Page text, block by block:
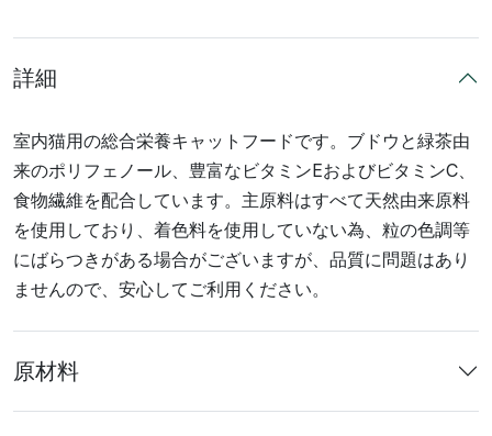
詳細
室内猫用の総合栄養キャットフードです。ブドウと緑茶由
来のポリフェノール、豊富なビタミンEおよびビタミンC、
食物繊維を配合しています。主原料はすべて天然由来原料
を使用しており、着色料を使用していない為、粒の色調等
にばらつきがある場合がございますが、品質に問題はあり
ませんので、安心してご利用ください。
原材料